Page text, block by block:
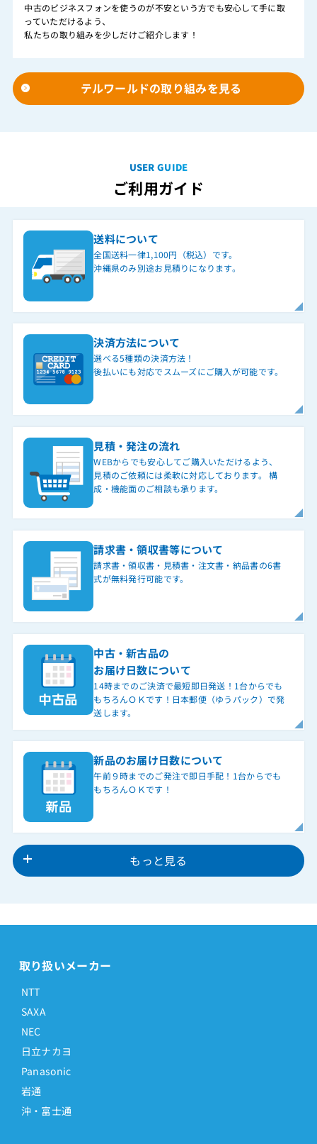
中古のビジネスフォンを使うのが不安という方でも安心して手に取
っていただけるよう、
私たちの取り組みを少しだけご紹介します！
テルワールドの取り組みを見る
USER GUIDE
ご利用ガイド
送料について
全国送料一律1,100円（税込）です。
沖縄県のみ別途お見積りになります。
決済方法について
選べる5種類の決済方法！
後払いにも対応でスムーズにご購入が可能です。
見積・発注の流れ
WEBからでも安心してご購入いただけるよう、
見積のご依頼には柔軟に対応しております。 構
成・機能面のご相談も承ります。
請求書・領収書等について
請求書・領収書・見積書・注文書・納品書の6書
式が無料発行可能です。
中古・新古品の
お届け日数について
14時までのご決済で最短即日発送！1台からでも
もちろんＯＫです！日本郵便（ゆうパック）で発
送します。
新品のお届け日数について
午前９時までのご発注で即日手配！1台からでも
もちろんＯＫです！
もっと見る
取り扱いメーカー
NTT
SAXA
NEC
日立ナカヨ
Panasonic
岩通
沖・富士通